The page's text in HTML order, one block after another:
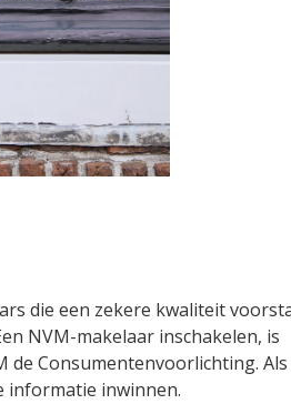
die een zekere kwaliteit
NVM-makelaar inschakelen, is
de Consumentenvoorlichting. Als
informatie inwinnen.